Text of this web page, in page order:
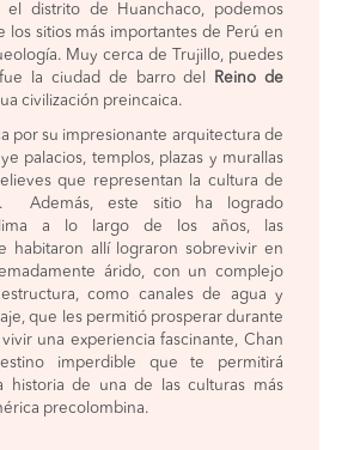
el distrito de Huanchaco, podemos
los sitios más importantes de Perú en
Muy cerca de Trujillo, puedes
la ciudad de barro del
Reino de
civilización preincaica.
por su impresionante arquitectura de
palacios, templos, plazas y murallas
que representan la cultura de
Además, este sitio ha logrado
a lo largo de los años, las
habitaron allí lograron sobrevivir en
árido, con un complejo
como canales de agua y
que les permitió prosperar durante
una experiencia fascinante, Chan
imperdible que te permitirá
historia de una de las culturas más
precolombina.